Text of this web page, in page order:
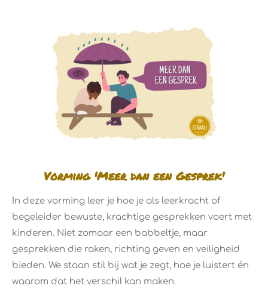
Vorming 'Meer dan een Gesprek'
In deze vorming leer je hoe je als leerkracht of
begeleider bewuste, krachtige gesprekken voert met
kinderen. Niet zomaar een babbeltje, maar
gesprekken die raken, richting geven en veiligheid
bieden. We staan stil bij wat je zegt, hoe je luistert én
waarom dat het verschil kan maken.